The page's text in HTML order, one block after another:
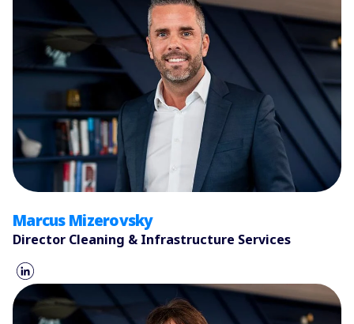
Marcus Mizerovsky​
Director Cleaning & Infrastructure Services​